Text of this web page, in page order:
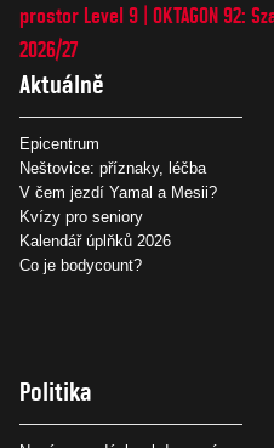
prostor Level 9 OKTAGON 92:
2026/27
Aktuálně
Epicentrum
Neštovice: příznaky, léčba
V čem jezdí Yamal a Mesii?
Kvízy pro seniory
Kalendář úplňků 2026
Co je bodycount?
Politika